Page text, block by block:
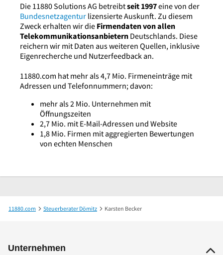
Die 11880 Solutions AG betreibtseit 1997eine von der
Bundesnetzagentur lizensierte Auskunft. Zu diesem
Zweck erhalten wir die Firmendaten von allen
Telekommunikationsanbietern Deutschlands. Diese
reichern wir mit Daten aus weiteren Quellen, inklusive
Eigenrecherche und Nutzerfeedback an.
11880.com hat mehr als 4,7 Mio. Firmeneinträge mit
Adressen und Telefonnummern; davon:
mehr als 2 Mio. Unternehmen mit
Öffnungszeiten
2,7 Mio. mit E-Mail-Adressen und Website
1,8 Mio. Firmen mit aggregierten Bewertungen
von echten Menschen
11880.com Steuerberater Dömitz Karsten Becker
Unternehmen